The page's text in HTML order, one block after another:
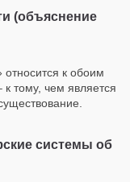
(объяснение
к обоим
тому, чем является
системы об